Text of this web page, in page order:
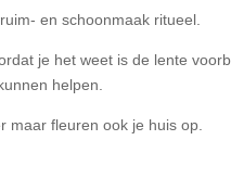
en schoonmaak ritueel.
je het weet is de lente
helpen.
maar fleuren ook je huis op.